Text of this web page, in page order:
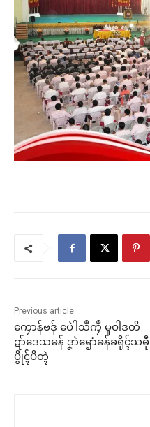
Previous article
ကၠောန်ဗဒှ် ပေဲါသဳကၠဳ မူဝါဒတိ
ဍာ်ဒေသမန် ဒၞာဲၝောံခန်ခရိုၚ်သဓီု
ပွိုၚ်ပိတ္ၚဲ